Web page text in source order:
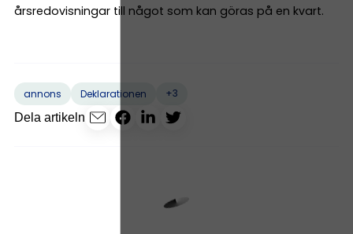
årsredovisningar till något som kan göras på en kvart.
annons Deklarationen
+3
Dela artikeln